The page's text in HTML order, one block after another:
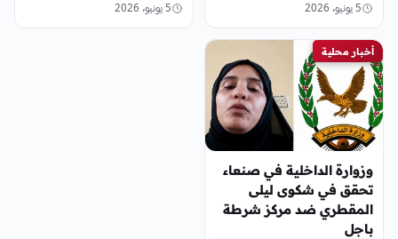
5 يونيو، 2026 5 يونيو، 2026
أخبار محلية
وزوارة الداخلية في صنعاء
تحقق في شكوى ليلى
المقطري ضد مركز شرطة
باجل